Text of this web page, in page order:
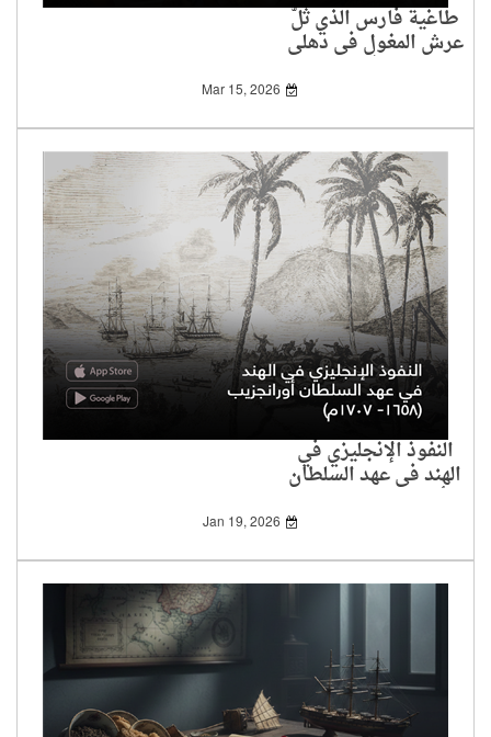
طاغية فارس الذي ثَلَّ
عرش المغول في دهلي
وترك الهند فريسة سهلة
Mar 15, 2026
النفوذ الإنجليزي في
الهند في عهد السلطان
Jan 19, 2026